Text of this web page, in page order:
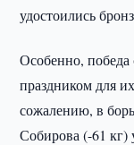
удостоились
Особенно, победа
праздником для
сожалению, в
Собирова (-61 кг)